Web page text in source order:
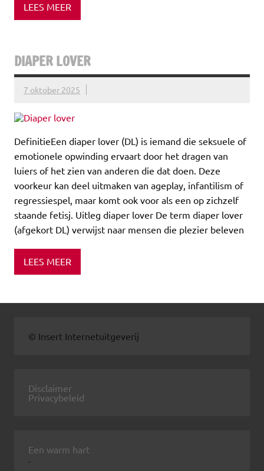
LEES MEER
DIAPER LOVER
7 oktober 2025
DefinitieEen diaper lover (DL) is iemand die seksuele of
emotionele opwinding ervaart door het dragen van
luiers of het zien van anderen die dat doen. Deze
voorkeur kan deel uitmaken van ageplay, infantilism of
regressiespel, maar komt ook voor als een op zichzelf
staande fetisj. Uitleg diaper lover De term diaper lover
(afgekort DL) verwijst naar mensen die plezier beleven
LEES MEER
© Insert Internetuitgeverij
Disclaimer
Privacybeleid
Een warm hart